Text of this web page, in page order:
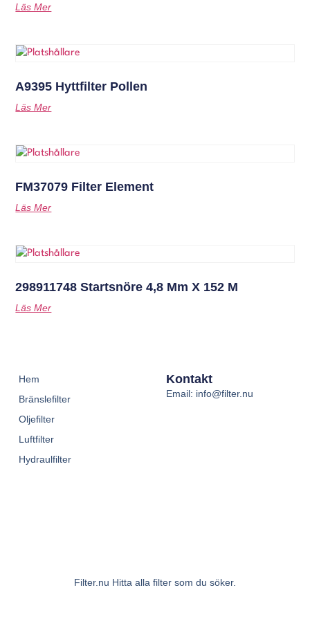
Läs Mer
A9395 Hyttfilter Pollen
Läs Mer
FM37079 Filter Element
Läs Mer
298911748 Startsnöre 4,8 Mm X 152 M
Läs Mer
Filter.nu Hitta alla filter som du söker.
Hem
Bränslefilter
Oljefilter
Luftfilter
Hydraulfilter
Kontakt
Email: info@filter.nu